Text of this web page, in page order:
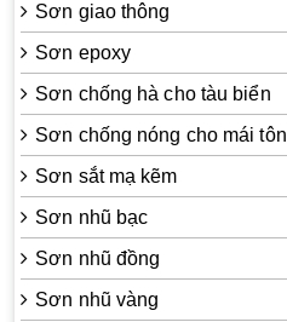
Sơn giao thông
Sơn epoxy
Sơn chống hà cho tàu biển
Sơn chống nóng cho mái tôn
Sơn sắt mạ kẽm
Sơn nhũ bạc
Sơn nhũ đồng
Sơn nhũ vàng